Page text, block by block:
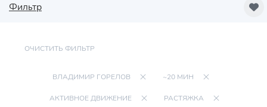
Фильтр
ОЧИСТИТЬ ФИЛЬТР
ВЛАДИМИР ГОРЕЛОВ ~20 МИН
АКТИВНОЕ ДВИЖЕНИЕ РАСТЯЖКА